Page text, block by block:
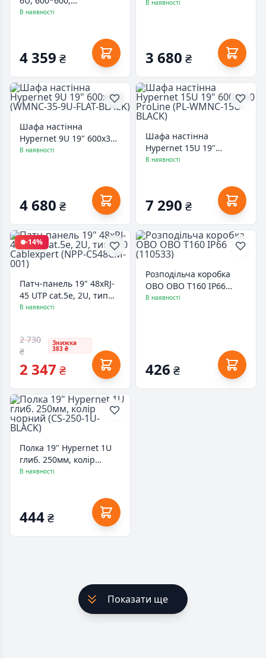
перфоровані дверцята,
В наявності
4 359 ₴
+ полка 19", black
В наявності
3 680 ₴
Шафа настінна
Hypernet 9U 19" 600x350
(WMNC-35-9U-FLAT-
В наявності
4 680 ₴
Шафа настінна
Hypernet 15U 19"
600x450 ProLine (PL-
В наявності
7 290 ₴
-14%
Патч-панель 19" 48xRJ-
45 UTP cat.5е, 2U, тип
110 Cablexpert (NPP-
В наявності
2 730
₴
Знижка
383 ₴
2 347 ₴
Розподільча коробка
OBO OBO Т160 IP66
(110533)
В наявності
426 ₴
Полка 19" Hypernet 1U
глиб. 250мм, колір
чорний (CS-250-1U-
В наявності
444₴
Показати ще